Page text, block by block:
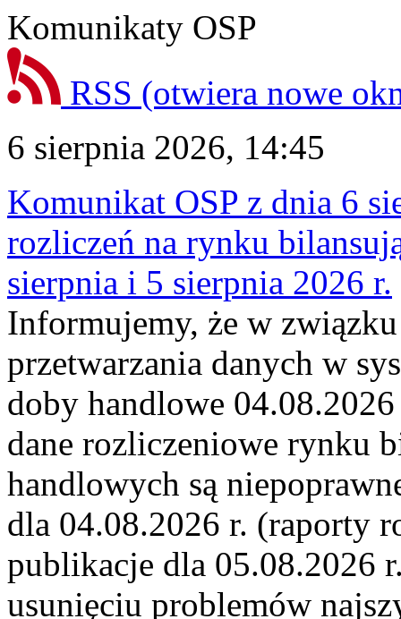
Komunikaty OSP
RSS (otwiera nowe
6 sierpnia 2026, 14:45
Komunikat OSP z dnia 6
rozliczeń na rynku
sierpnia i 5 sierpnia 2026 r.
Informujemy, że w
przetwarzania danych w
doby handlowe
dane rozliczeniowe rynku
handlowych są
dla 04.08.2026 r. (raporty
publikacje dla 05.08.2026
usunięciu problemów